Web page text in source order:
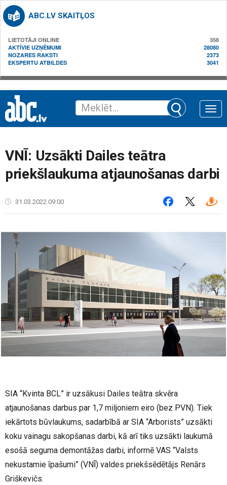
ABC.LV SKAITĻOS
LIETOTĀJI ONLINE
358
AKTĪVIE UZŅĒMUMI
28080
NOZARES RAKSTI
2373
EKSPERTU ATBILDES
3041
Toggle
VNĪ: Uzsākti Dailes teātra
priekšlaukuma atjaunošanas darbi
31.03.2022 09:00
SIA “Kvinta BCL” ir uzsākusi Dailes teātra skvēra
atjaunošanas darbus par 1,7 miljoniem eiro (bez PVN). Tiek
iekārtots būvlaukums, sadarbībā ar SIA “Arborists” uzsākti
koku vainagu sakopšanas darbi, kā arī tiks uzsākti laukumā
esošā seguma demontāžas darbi, informē VAS “Valsts
nekustamie īpašumi” (VNĪ) valdes priekšsēdētājs Renārs
Griškevičs.